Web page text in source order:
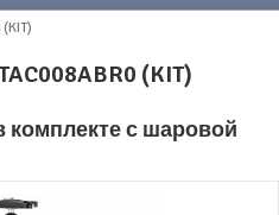
(KIT)
комплекте с шаровой